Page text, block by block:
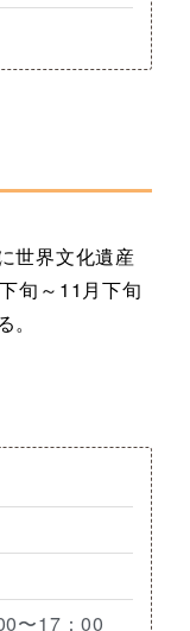
世界文化遺産
旬～11月下旬
〜17：00